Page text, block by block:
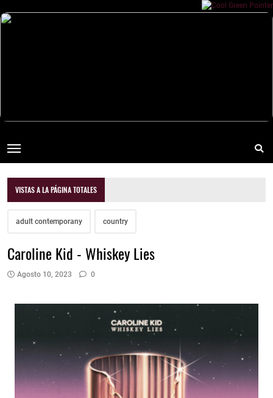
VISTAS A LA PÁGINA TOTALES
adult contemporany country
Caroline Kid - Whiskey Lies
Agosto 10, 2023 0